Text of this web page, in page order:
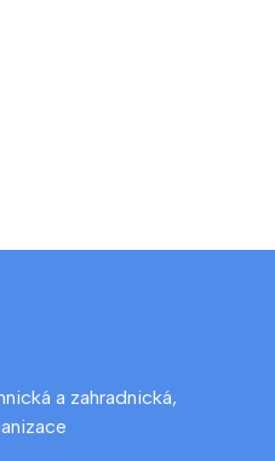
a zahradnická,